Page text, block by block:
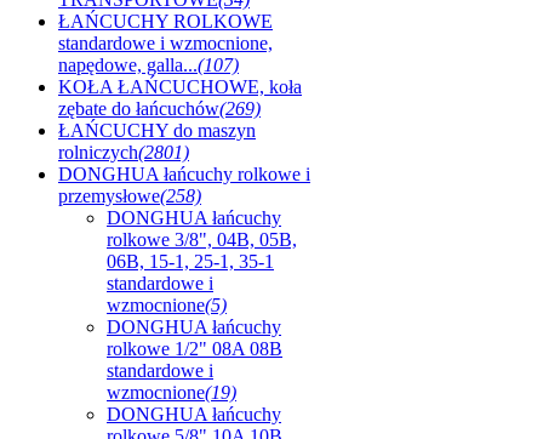
ŁAŃCUCHY ROLKOWE
standardowe i wzmocnione,
napędowe, galla...(107)
KOŁA ŁAŃCUCHOWE, koła
zębate do łańcuchów(269)
ŁAŃCUCHY do maszyn
rolniczych(2801)
DONGHUA łańcuchy rolkowe i
przemysłowe(258)
DONGHUA łańcuchy
rolkowe 3/8", 04B, 05B,
06B, 15-1, 25-1, 35-1
standardowe i
wzmocnione(5)
DONGHUA łańcuchy
rolkowe 1/2" 08A 08B
standardowe i
wzmocnione(19)
DONGHUA łańcuchy